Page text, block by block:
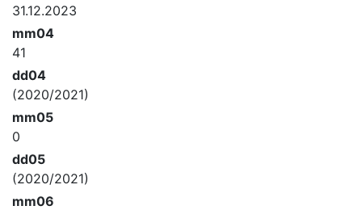
31.12.2023
mm04
41
dd04
(2020/2021)
mm05
0
dd05
(2020/2021)
mm06